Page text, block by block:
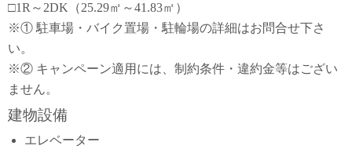
□1R～2DK（25.29㎡～41.83㎡）
※① 駐車場・バイク置場・駐輪場の詳細はお問合せ下さ
い。
※② キャンペーン適用には、制約条件・違約金等はござい
ません。
建物設備
エレベーター